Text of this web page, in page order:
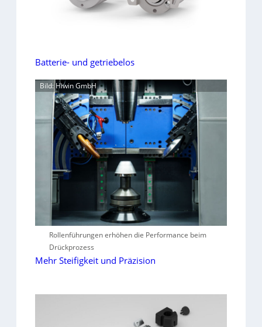
Batterie- und getriebelos
Bild: Hiwin GmbH
Rollenführungen erhöhen die Performance beim
Drückprozess
Mehr Steifigkeit und Präzision